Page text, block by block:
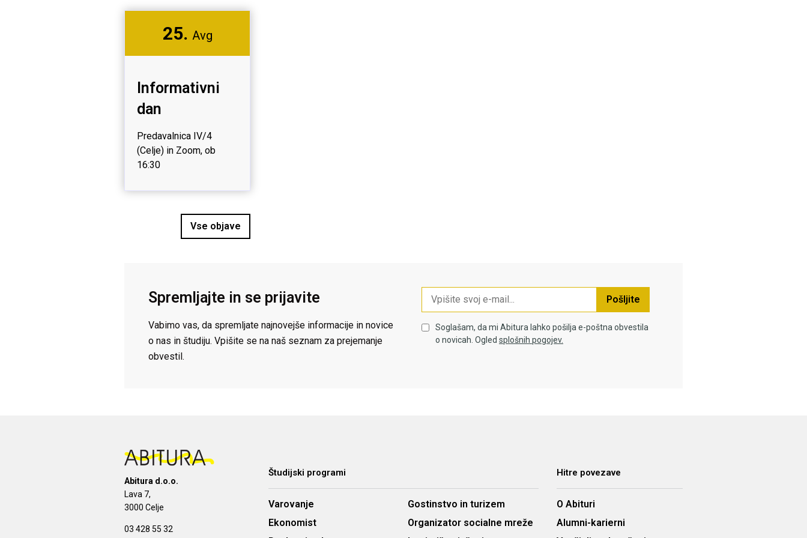
25. Avg
Informativni
dan
Predavalnica IV/4
(Celje) in Zoom, ob
16:30
Vse objave
Spremljajte in se prijavite
Vabimo vas, da spremljate najnovejše informacije in novice
o nas in študiju. Vpišite se na naš seznam za prejemanje
obvestil.
Pošljite
Soglašam, da mi Abitura lahko pošilja e-poštna obvestila
o novicah. Ogled splošnih pogojev.
Abitura d.o.o.
Lava 7,
3000 Celje
03 428 55 32
Študijski programi
Varovanje
Ekonomist
Gostinstvo in turizem
Organizator socialne mreže
Hitre povezave
O Abituri
Alumni-karierni